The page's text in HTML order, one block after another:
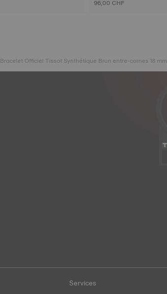
96,00 CHF
Bracelet Officiel Tissot Synthétique Brun entre-cornes 18 mm
Services